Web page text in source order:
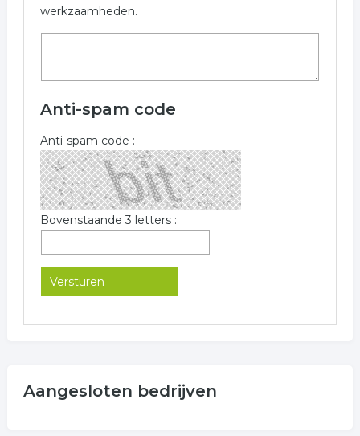
werkzaamheden.
Anti-spam code
Anti-spam code :
Bovenstaande 3 letters :
Aangesloten bedrijven